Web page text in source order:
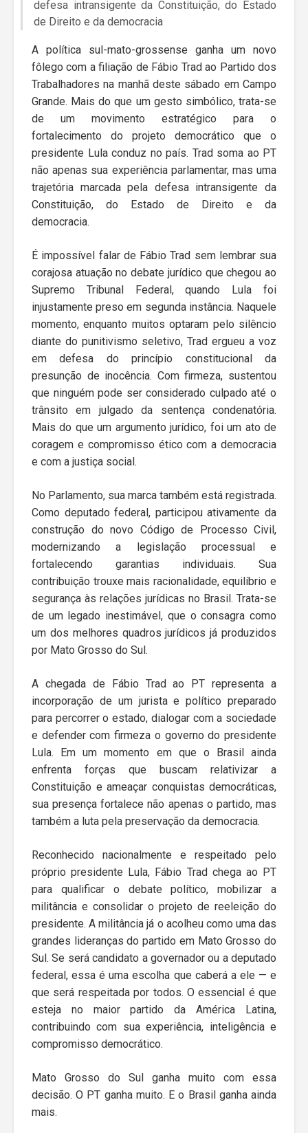
defesa intransigente da Constituição, do Estado
de Direito e da democracia
A política sul-mato-grossense ganha um novo
fôlego com a filiação de Fábio Trad ao Partido dos
Trabalhadores na manhã deste sábado em Campo
Grande. Mais do que um gesto simbólico, trata-se
de um movimento estratégico para o
fortalecimento do projeto democrático que o
presidente Lula conduz no país. Trad soma ao PT
não apenas sua experiência parlamentar, mas uma
trajetória marcada pela defesa intransigente da
Constituição, do Estado de Direito e da
democracia.
É impossível falar de Fábio Trad sem lembrar sua
corajosa atuação no debate jurídico que chegou ao
Supremo Tribunal Federal, quando Lula foi
injustamente preso em segunda instância. Naquele
momento, enquanto muitos optaram pelo silêncio
diante do punitivismo seletivo, Trad ergueu a voz
em defesa do princípio constitucional da
presunção de inocência. Com firmeza, sustentou
que ninguém pode ser considerado culpado até o
trânsito em julgado da sentença condenatória.
Mais do que um argumento jurídico, foi um ato de
coragem e compromisso ético com a democracia
e com a justiça social.
No Parlamento, sua marca também está registrada.
Como deputado federal, participou ativamente da
construção do novo Código de Processo Civil,
modernizando a legislação processual e
fortalecendo garantias individuais. Sua
contribuição trouxe mais racionalidade, equilíbrio e
segurança às relações jurídicas no Brasil. Trata-se
de um legado inestimável, que o consagra como
um dos melhores quadros jurídicos já produzidos
por Mato Grosso do Sul.
A chegada de Fábio Trad ao PT representa a
incorporação de um jurista e político preparado
para percorrer o estado, dialogar com a sociedade
e defender com firmeza o governo do presidente
Lula. Em um momento em que o Brasil ainda
enfrenta forças que buscam relativizar a
Constituição e ameaçar conquistas democráticas,
sua presença fortalece não apenas o partido, mas
também a luta pela preservação da democracia.
Reconhecido nacionalmente e respeitado pelo
próprio presidente Lula, Fábio Trad chega ao PT
para qualificar o debate político, mobilizar a
militância e consolidar o projeto de reeleição do
presidente. A militância já o acolheu como uma das
grandes lideranças do partido em Mato Grosso do
Sul. Se será candidato a governador ou a deputado
federal, essa é uma escolha que caberá a ele — e
que será respeitada por todos. O essencial é que
esteja no maior partido da América Latina,
contribuindo com sua experiência, inteligência e
compromisso democrático.
Mato Grosso do Sul ganha muito com essa
decisão. O PT ganha muito. E o Brasil ganha ainda
mais.